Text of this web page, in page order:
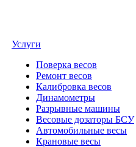
Услуги
Поверка весов
Ремонт весов
Калибровка весов
Динамометры
Разрывные машины
Весовые дозаторы БСУ
Автомобильные весы
Крановые весы